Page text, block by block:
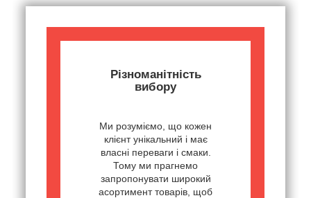
Різноманітність
вибору
Ми розуміємо, що кожен
клієнт унікальний і має
власні переваги і смаки.
Тому ми прагнемо
запропонувати широкий
асортимент товарів, щоб